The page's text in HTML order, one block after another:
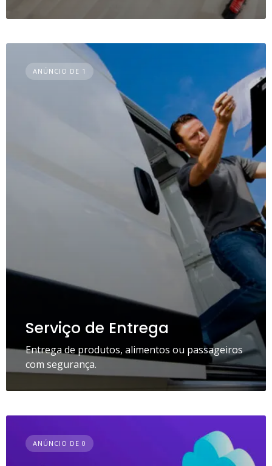
ANÚNCIO DE 1
Serviço de Entrega
Entrega de produtos, alimentos ou passageiros
com segurança.
ANÚNCIO DE 0